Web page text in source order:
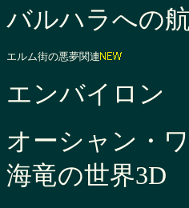
バルハラへの
エルム街の悪夢関連
エンバイロン
オーシャン・
海竜の世界3D